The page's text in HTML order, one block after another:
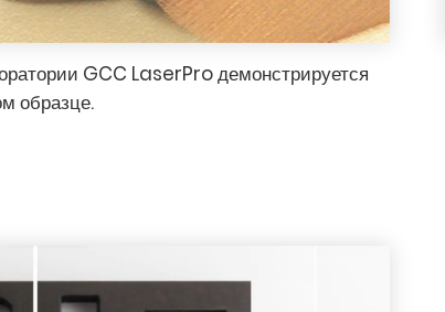
GCC LaserPro демонстрируется
образце.